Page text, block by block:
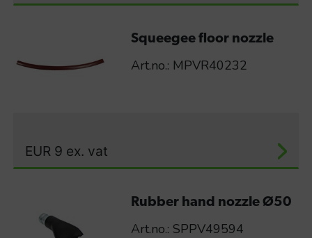
Squeegee floor nozzle
Art.no.: MPVR40232
EUR 9 ex. vat
Rubber hand nozzle Ø50
Art.no.: SPPV49594